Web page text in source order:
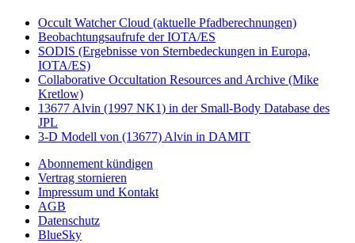
Occult Watcher Cloud (aktuelle Pfadberechnungen)
Beobachtungsaufrufe der IOTA/ES
SODIS (Ergebnisse von Sternbedeckungen in Europa,
IOTA/ES)
Collaborative Occultation Resources and Archive (Mike
Kretlow)
13677 Alvin (1997 NK1) in der Small-Body Database des
JPL
3-D Modell von (13677) Alvin in DAMIT
Abonnement kündigen
Vertrag stornieren
Impressum und Kontakt
AGB
Datenschutz
BlueSky